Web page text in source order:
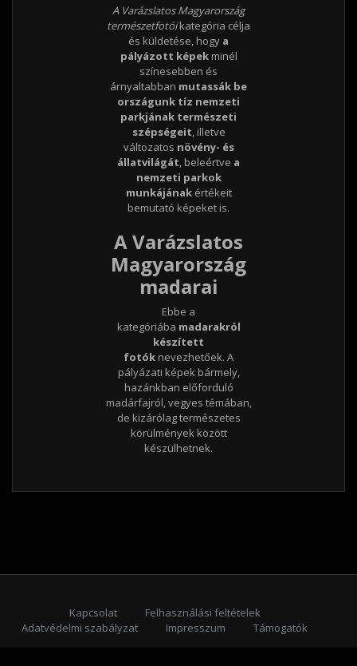
A Varázslatos Magyarország
természetfotóikategória célja
és küldetése, hogy a
pályázott képekminél
színesebben és
árnyaltabban mutassák be
országunk tíz nemzeti
parkjának természeti
szépségeit, illetve
változatos növény- és
állatvilágát, beleértve a
nemzeti parkok
munkájának értékeit
bemutató képeket is.
A Varázslatos
Magyarország
madarai
Ebbe a
kategóriába madarakról
készített
fotók nevezhetőek. A
pályázati képek bármely,
hazánkban előforduló
madárfajról, vegyes témában,
de kizárólag természetes
körülmények között
készülhetnek.
Kapcsolat
Felhasználási feltételek
Adatvédelmi szabályzat
Impresszum
Támogatók